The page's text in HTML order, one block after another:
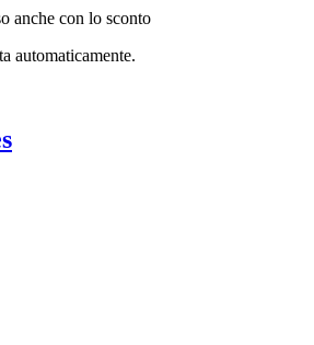
anche con lo sconto
automaticamente.